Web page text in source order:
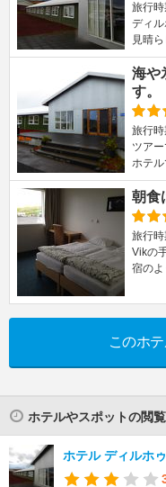
旅行
ディル
見晴
海や
す。
旅行
ツア
ホテ
朝食
旅行
Vikの
宿のよ
このホ
ホテルやスポットの閲
ホテル ディルホ